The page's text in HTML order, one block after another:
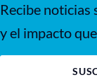
Recibe noticias
y el impacto